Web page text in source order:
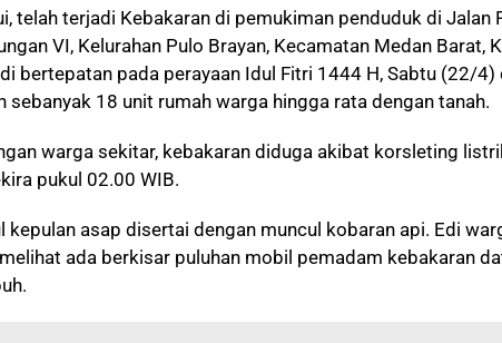
telah terjadi Kebakaran di pemukiman penduduk di Jalan
VI, Kelurahan Pulo Brayan, Kecamatan Medan Barat,
bertepatan pada perayaan Idul Fitri 1444 H, Sabtu (22/4)
sebanyak 18 unit rumah warga hingga rata dengan tanah.
warga sekitar, kebakaran diduga akibat korsleting
pukul 02.00 WIB.
kepulan asap disertai dengan muncul kobaran api. Edi
ada berkisar puluhan mobil pemadam kebakaran